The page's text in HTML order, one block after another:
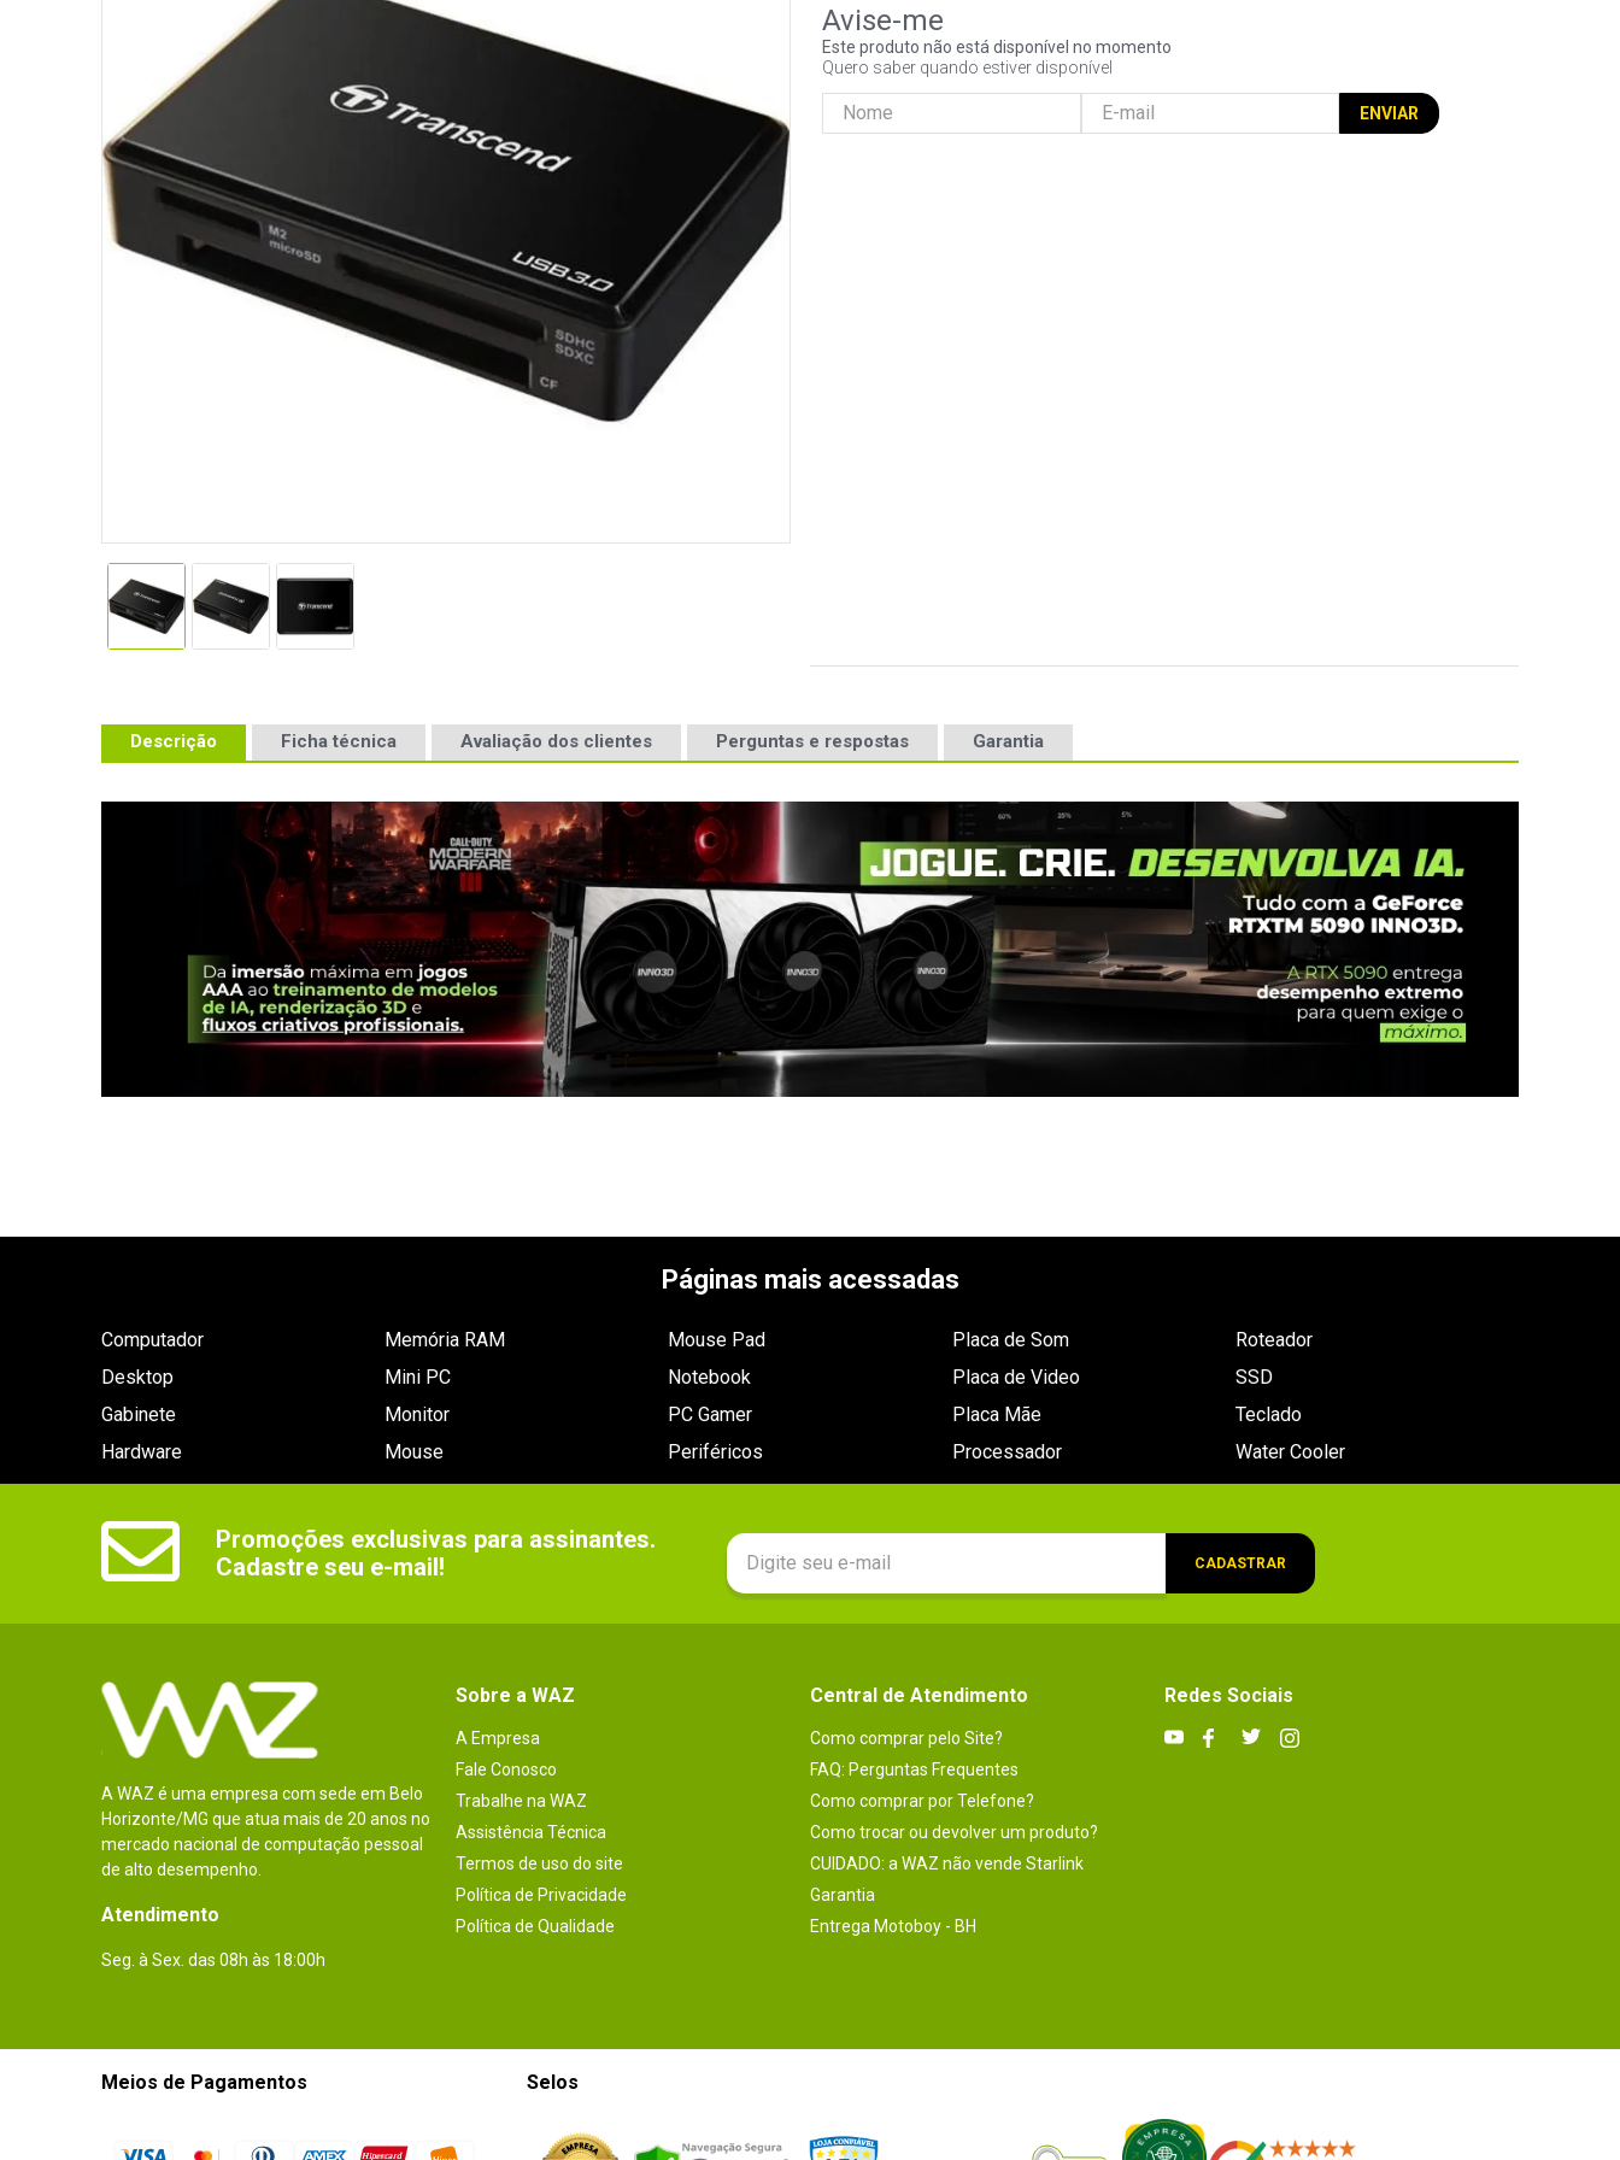
Este produto não está disponível no momento
Quero saber quando estiver disponível
ENVIAR
Descrição Ficha técnica Avaliação dos clientes Perguntas e respostas Garantia
Páginas mais acessadas
Computador
Desktop
Gabinete
Hardware
Memória RAM
Mini PC
Monitor
Mouse
Mouse Pad
Notebook
PC Gamer
Periféricos
Placa de Som
Placa de Video
Placa Mãe
Processador
Roteador
SSD
Teclado
Water Cooler
Promoções exclusivas para assinantes.
Cadastre seu e-mail!
CADASTRAR
A WAZ é uma empresa com sede em Belo
Horizonte/MG que atua mais de 20 anos no
mercado nacional de computação pessoal
de alto desempenho.
Atendimento
Seg. à Sex. das 08h às 18:00h
Sobre a WAZ
A Empresa
Fale Conosco
Trabalhe na WAZ
Assistência Técnica
Termos de uso do site
Política de Privacidade
Política de Qualidade
Central de Atendimento
Como comprar pelo Site?
FAQ: Perguntas Frequentes
Como comprar por Telefone?
Como trocar ou devolver um produto?
CUIDADO: a WAZ não vende Starlink
Garantia
Entrega Motoboy - BH
Redes Sociais
Meios de Pagamentos Selos
fractal